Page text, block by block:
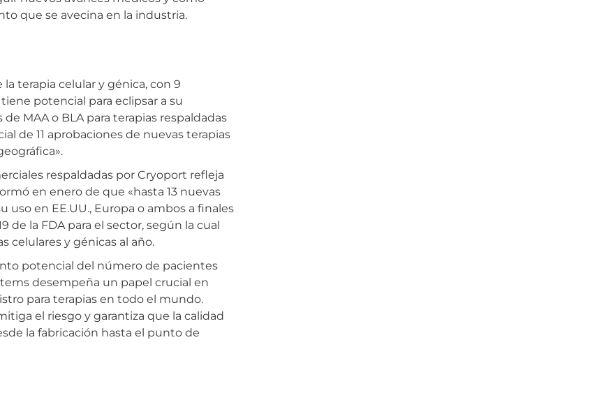
que se avecina en la industria.
terapia celular y génica, con 9
potencial para eclipsar a su
MAA o BLA para terapias respaldadas
de 11 aprobaciones de nuevas terapias
respaldadas por Cryoport refleja
en enero de que «hasta 13 nuevas
uso en EE.UU., Europa o ambos a finales
de la FDA para el sector, según la cual
celulares y génicas al año.
potencial del número de pacientes
desempeña un papel crucial en
para terapias en todo el mundo.
el riesgo y garantiza que la calidad
la fabricación hasta el punto de